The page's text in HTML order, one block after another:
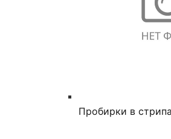
Пробирки в